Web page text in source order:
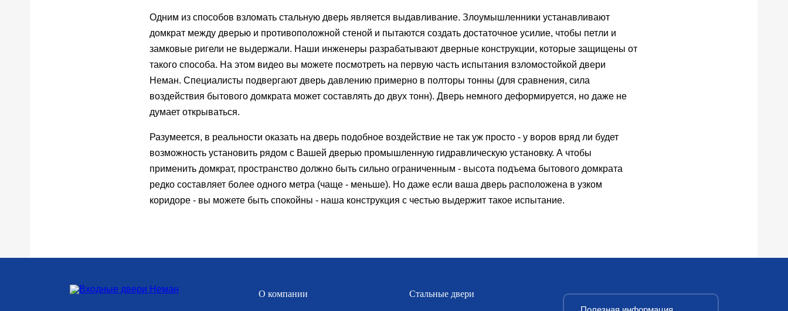
Одним из способов взломать стальную дверь является выдавливание. Злоумышленники устанавливают
домкрат между дверью и противоположной стеной и пытаются создать достаточное усилие, чтобы петли и
замковые ригели не выдержали. Наши инженеры разрабатывают дверные конструкции, которые защищены от
такого способа. На этом видео вы можете посмотреть на первую часть испытания взломостойкой двери
Неман. Специалисты подвергают дверь давлению примерно в полторы тонны (для сравнения, сила
воздействия бытового домкрата может составлять до двух тонн). Дверь немного деформируется, но даже не
думает открываться.
Разумеется, в реальности оказать на дверь подобное воздействие не так уж просто - у воров вряд ли будет
возможность установить рядом с Вашей дверью промышленную гидравлическую установку. А чтобы
применить домкрат, пространство должно быть сильно ограниченным - высота подъема бытового домкрата
редко составляет более одного метра (чаще - меньше). Но даже если ваша дверь расположена в узком
коридоре - вы можете быть спокойны - наша конструкция с честью выдержит такое испытание.
О компании
Стальные двери